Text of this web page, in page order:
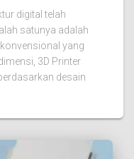
digital telah
satunya adalah
yang
3D Printer
desain